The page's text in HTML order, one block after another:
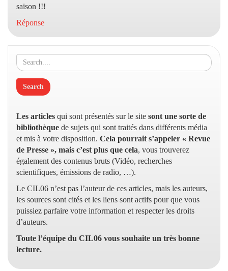
saison !!!
Réponse
Les articles qui sont présentés sur le site sont une sorte de
bibliothèque de sujets qui sont traités dans différents média
et mis à votre disposition. Cela pourrait s’appeler « Revue
de Presse », mais c’est plus que cela, vous trouverez
également des contenus bruts (Vidéo, recherches
scientifiques, émissions de radio, …).
Le CIL06 n’est pas l’auteur de ces articles, mais les auteurs,
les sources sont cités et les liens sont actifs pour que vous
puissiez parfaire votre information et respecter les droits
d’auteurs.
Toute l’équipe du CIL06 vous souhaite un très bonne
lecture.